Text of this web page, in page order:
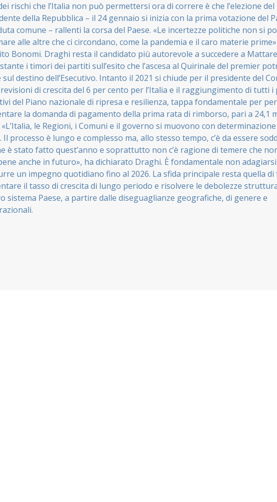
rischi che l’Italia non può permettersi ora di correre è che l’elezione
della Repubblica – il 24 gennaio si inizia con la prima votazione del
comune – rallenti la corsa del Paese. «Le incertezze politiche non si
alle altre che ci circondano, come la pandemia e il caro materie
Bonomi. Draghi resta il candidato più autorevole a succedere a
i timori dei partiti sull’esito che l’ascesa al Quirinale del premier
sul destino dell’Esecutivo. Intanto il 2021 si chiude per il presidente del
di crescita del 6 per cento per l’Italia e il raggiungimento di tutti i
del Piano nazionale di ripresa e resilienza, tappa fondamentale per per
la domanda di pagamento della prima rata di rimborso, pari a 24,1
le Regioni, i Comuni e il governo si muovono con
Il processo è lungo e complesso ma, allo stesso tempo, c’è da essere
è stato fatto quest’anno e soprattutto non c’è ragione di temere che
anche in futuro», ha dichiarato Draghi. È fondamentale non
un impegno quotidiano fino al 2026. La sfida principale resta quella di
il tasso di crescita di lungo periodo e risolvere le debolezze
sistema Paese, a partire dalle diseguaglianze geografiche, di genere e